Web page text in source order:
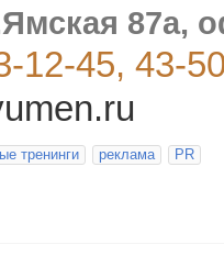
87а,
12-45, 43-
тренинги реклама PR